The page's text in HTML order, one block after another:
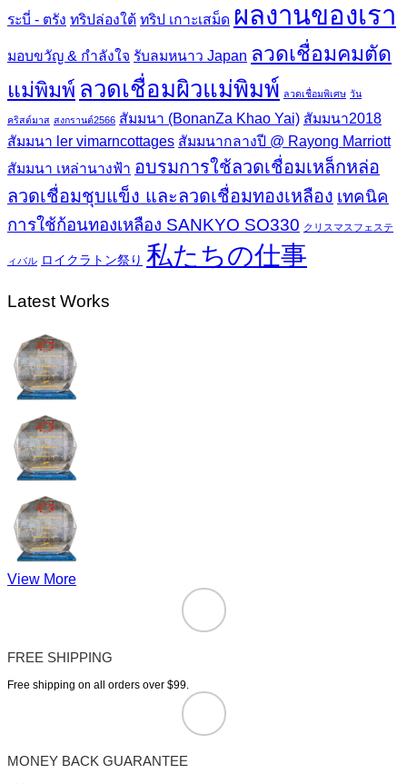
ระบี่ - ตรัง ทริปล่องใต้ ทริป เกาะเสม็ด ผลงานของเรา
มอบขวัญ & กำลังใจ รับลมหนาว Japan ลวดเชื่อมคมตัด
แม่พิมพ์ ลวดเชื่อมผิวแม่พิมพ์ ลวดเชื่อมพิเศษ วัน
คริสต์มาส สงกรานต์2566 สัมมนา (BonanZa Khao Yai) สัมมนา2018
สัมมนา ler vimarncottages สัมมนากลางปี @ Rayong Marriott
สัมมนา เหล่านางฟ้า อบรมการใช้ลวดเชื่อมเหล็กหล่อ
ลวดเชื่อมชุบแข็ง และลวดเชื่อมทองเหลือง เทคนิค
การใช้ก้อนทองเหลือง SANKYO SO330 クリスマスフェステ
ィバル ロイクラトン祭り 私たちの仕事
Latest Works
View More
FREE SHIPPING
Free shipping on all orders over $99.
MONEY BACK GUARANTEE